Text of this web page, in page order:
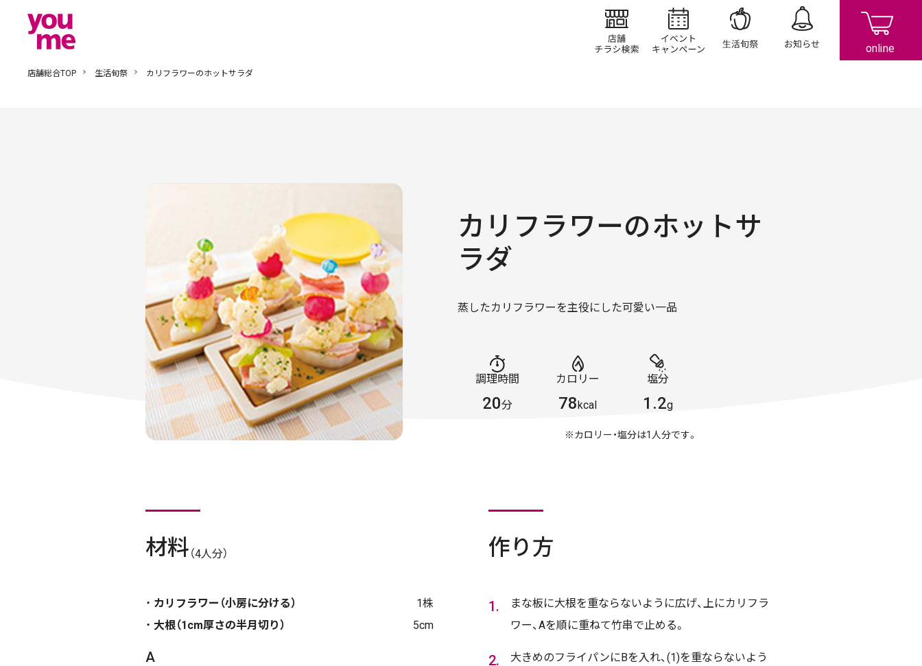
店舗/チラシ検索イベント/キャンペーン
生活旬祭 お知らせ
店舗総合TOP 生活旬祭 カリフラワーのホットサラダ
カリフラワーのホットサ
ラダ
蒸したカリフラワーを主役にした可愛い一品
調理時間
20分
カロリー
78kcal
塩分
1.2g
※カロリー・塩分は1人分です。
材料 （4人分）
カリフラワー（小房に分ける）
1株
大根（1cm厚さの半月切り）
5cm
A
作り方
まな板に大根を重ならないように広げ、上にカリフラ
ワー、Aを順に重ねて竹串で止める。
大きめのフライパンにBを入れ、(1)を重ならないよう